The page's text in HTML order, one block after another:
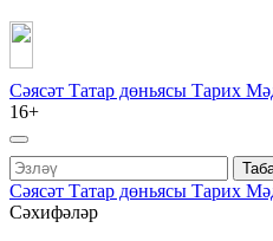
Сәясәт Татар дөньясы Тарих
16+
Сәясәт Татар дөньясы Тарих
Сәхифәләр